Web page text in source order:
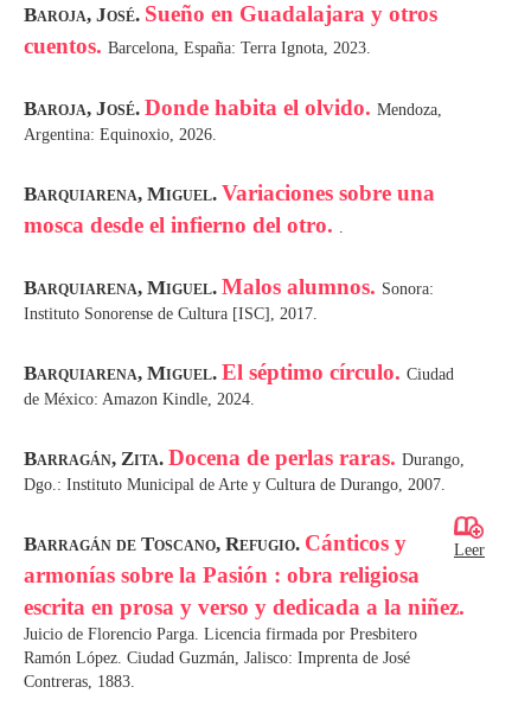
Baroja, José. Sueño en Guadalajara y otros
cuentos. Barcelona, España: Terra Ignota, 2023.
Baroja, José. Donde habita el olvido. Mendoza,
Argentina: Equinoxio, 2026.
Barquiarena, Miguel. Variaciones sobre una
mosca desde el infierno del otro. .
Barquiarena, Miguel. Malos alumnos. Sonora:
Instituto Sonorense de Cultura [ISC], 2017.
Barquiarena, Miguel. El séptimo círculo. Ciudad
de México: Amazon Kindle, 2024.
Barragán, Zita. Docena de perlas raras. Durango,
Dgo.: Instituto Municipal de Arte y Cultura de Durango, 2007.
Barragán de Toscano, Refugio. Cánticos y
armonías sobre la Pasión : obra religiosa
escrita en prosa y verso y dedicada a la niñez.
Juicio de Florencio Parga. Licencia firmada por Presbitero
Ramón López. Ciudad Guzmán, Jalisco: Imprenta de José
Contreras, 1883.
Leer